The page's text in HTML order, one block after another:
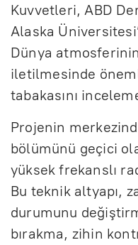
Kuvvetleri, ABD
Alaska
Dünya
iletilmesinde
tabakasını
Projenin
bölümünü geçici
yüksek frekanslı
Bu teknik altyapı,
durumunu
bırakma, zihin